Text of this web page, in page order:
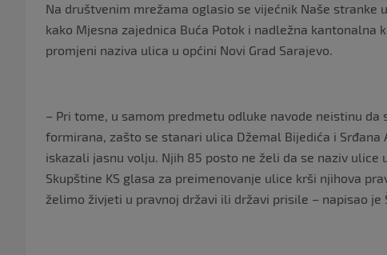
Na društvenim mrežama oglasio se vijećnik Naše stranke
kako Mjesna zajednica Buća Potok i nadležna
promjeni naziva ulica u općini Novi Grad Sarajevo.
– Pri tome, u samom predmetu odluke navode neistinu
formirana, zašto se stanari ulica Džemal Bijedića i
iskazali jasnu volju. Njih 85 posto ne želi da se naziv ulice
Skupštine KS glasa za preimenovanje ulice krši njihova
želimo živjeti u pravnoj državi ili državi prisile – napisao je